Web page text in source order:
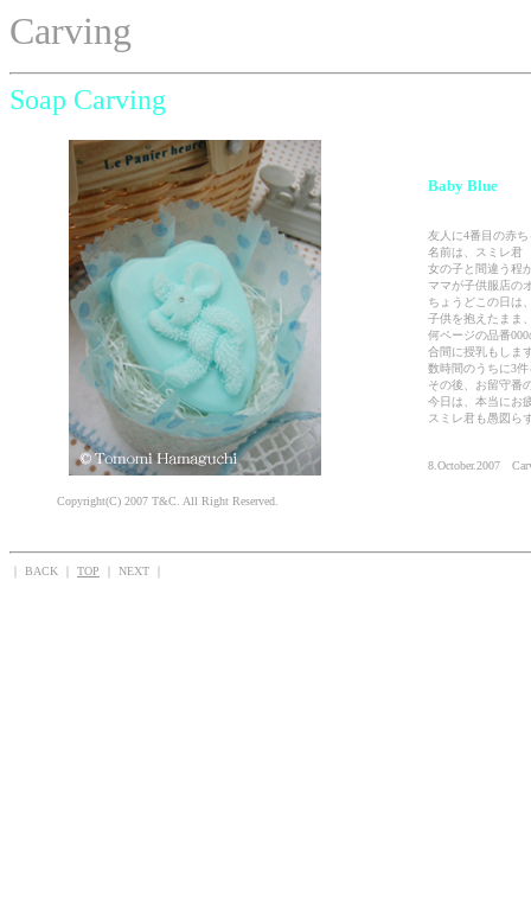
Carving
Soap Carving
Copyright(C) 2007 T&C. All Right Reserved.
Baby Blue
友人に4番目の赤
名前は、スミレ
女の子と間違う程
ママが子供服店の
ちょうどこの日は
子供を抱えたまま
何ページの品番
合間に授乳もしま
数時間のうちに3
その後、お留守番
今日は、本当にお
スミレ君も愚図ら
8.October.2007
｜ BACK ｜ TOP ｜ NEXT ｜